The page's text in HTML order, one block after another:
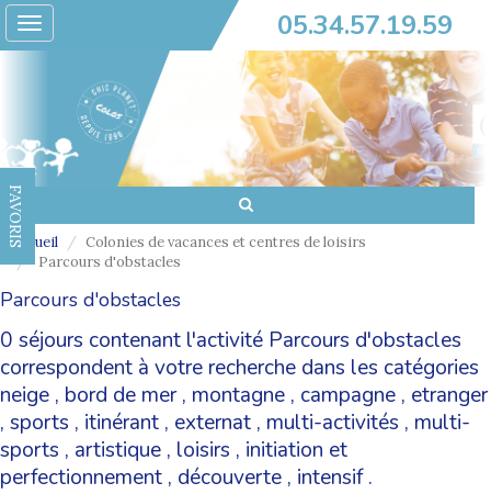
Toggle
navigation
05.34.57.19.59
FAVORIS
Accueil
Colonies de vacances et centres de loisirs
Parcours d'obstacles
Parcours d'obstacles
0 séjours contenant l'activité Parcours d'obstacles
correspondent à votre recherche dans les catégories
neige , bord de mer, montagne , campagne , etranger
, sports , itinérant , externat , multi-activités , multi-
sports , artistique , loisirs , initiation et
perfectionnement , découverte , intensif.